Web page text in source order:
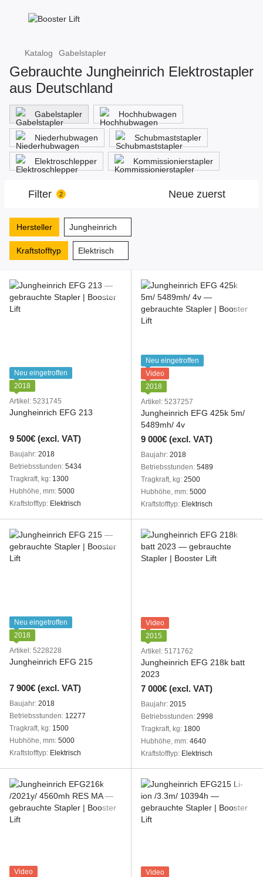
Katalog Gabelstapler
Gebrauchte Jungheinrich Elektrostapler
aus Deutschland
Gabelstapler Hochhubwagen
Niederhubwagen Schubmaststapler
Elektroschlepper Kommissionierstapler
Filter 2 Neue zuerst
Hersteller Jungheinrich
Kraftstofftyp Elektrisch
Neu eingetroffen
2018
Artikel: 5231745
Jungheinrich EFG 213
9 500€ (excl. VAT)
Baujahr 2018
Betriebsstunden 5434
Tragkraft, kg 1300
Hubhöhe, mm 5000
Kraftstofftyp
Elektrisch
Neu eingetroffen
Video
2018
Artikel: 5237257
Jungheinrich EFG 425k 5m/
5489mh/ 4v
9 000€ (excl. VAT)
Baujahr 2018
Betriebsstunden 5489
Tragkraft, kg 2500
Hubhöhe, mm 5000
Kraftstofftyp
Elektrisch
Neu eingetroffen
2018
Artikel: 5228228
Jungheinrich EFG 215
7 900€ (excl. VAT)
Baujahr 2018
Betriebsstunden 12277
Tragkraft, kg 1500
Hubhöhe, mm 5000
Kraftstofftyp
Elektrisch
Video
2015
Artikel: 5171762
Jungheinrich EFG 218k batt
2023
7 000€ (excl. VAT)
Baujahr 2015
Betriebsstunden 2998
Tragkraft, kg 1800
Hubhöhe, mm 4640
Kraftstofftyp
Elektrisch
Video
Video